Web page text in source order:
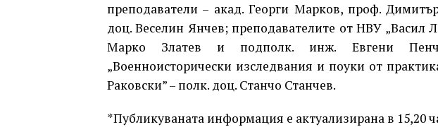
преподаватели – акад. Георги Марков, проф.
доц. Веселин Янчев; преподавателите от НВУ „Васил
Марко Златев и подполк. инж. Евгени
„Военноисторически изследвания и поуки от
Раковски” – полк. доц. Станчо Станчев.
*Публикуваната информация е актуализирана в 15,20